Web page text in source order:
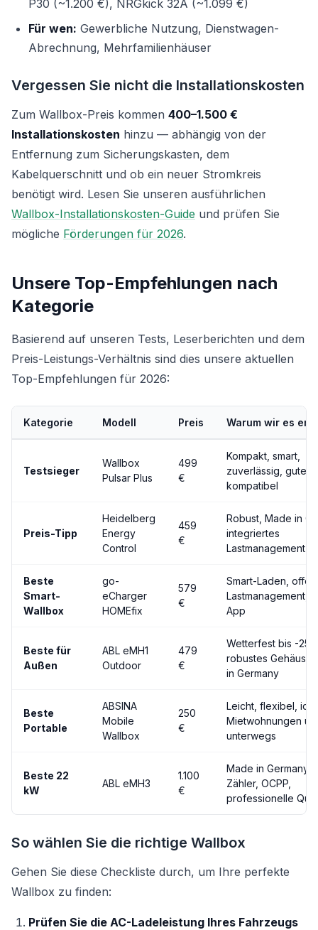
P30 (~1.200 €), NRGkick 32A (~1.099 €)
Für wen: Gewerbliche Nutzung, Dienstwagen-
Abrechnung, Mehrfamilienhäuser
Vergessen Sie nicht die Installationskosten
Zum Wallbox-Preis kommen 400–1.500 €
Installationskosten hinzu — abhängig von der
Entfernung zum Sicherungskasten, dem
Kabelquerschnitt und ob ein neuer Stromkreis
benötigt wird. Lesen Sie unseren ausführlichen
Wallbox-Installationskosten-Guide und prüfen Sie
mögliche Förderungen für 2026.
Unsere Top-Empfehlungen nach
Kategorie
Basierend auf unseren Tests, Leserberichten und dem
Preis-Leistungs-Verhältnis sind dies unsere aktuellen
Top-Empfehlungen für 2026:
Kategorie Modell Preis Warum wir es
Testsieger
Wallbox
Pulsar Plus
499
€
Kompakt, smart,
zuverlässig, gute
kompatibel
Preis-Tipp
Heidelberg
Energy
Control
459
€
Robust, Made in
integriertes
Lastmanagement
Beste
Smart-
Wallbox
go-
eCharger
HOMEfix
579
€
Smart-Laden,
Lastmanagement,
App
Beste für
Außen
ABL eMH1
Outdoor
479
€
Wetterfest bis -
robustes
in Germany
Beste
Portable
ABSINA
Mobile
Wallbox
250
€
Leicht, flexibel,
Mietwohnungen
unterwegs
Beste 22
kW
ABL eMH3
1.100
€
Made in Germany,
Zähler, OCPP,
professionelle
So wählen Sie die richtige Wallbox
Gehen Sie diese Checkliste durch, um Ihre perfekte
Wallbox zu finden:
Prüfen Sie die AC-Ladeleistung Ihres Fahrzeugs